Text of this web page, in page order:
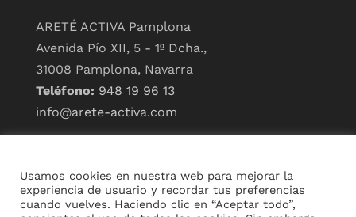
ARETÉ ACTIVA Pamplona
Avenida Pío XII, 5 - 1º Dcha.,
31008 Pamplona, Navarra
Teléfono: 948 19 96 13
info@arete-activa.com
Paseo de la Castellana, 190,
28046 Madrid
Teléfono: 919 920 111//
Usamos cookies en nuestra web para mejorar la
experiencia de usuario y recordar tus preferencias
cuando vuelves. Haciendo clic en “Aceptar todo”,